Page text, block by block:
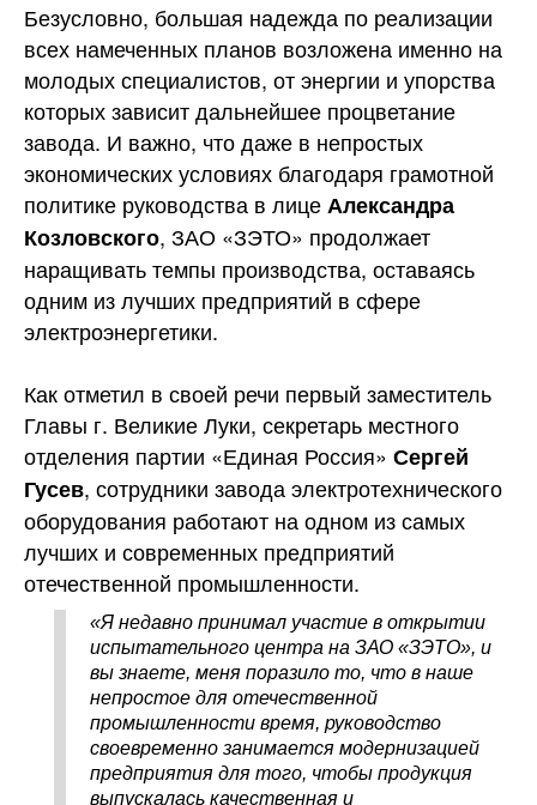
Безусловно, большая надежда по реализации
всех намеченных планов возложена именно на
молодых специалистов, от энергии и упорства
которых зависит дальнейшее процветание
завода. И важно, что даже в непростых
экономических условиях благодаря грамотной
политике руководства в лицеАлександра
Козловского, ЗАО «ЗЭТО» продолжает
наращивать темпы производства, оставаясь
одним из лучших предприятий в сфере
электроэнергетики.
Как отметил в своей речи первый заместитель
Главы г. Великие Луки, секретарь местного
отделения партии «Единая Россия» Сергей
Гусев, сотрудники завода электротехнического
оборудования работают на одном из самых
лучших и современных предприятий
отечественной промышленности.
«Я недавно принимал участие в открытии
испытательного центра на ЗАО «ЗЭТО», и
вы знаете, меня поразило то, что в наше
непростое для отечественной
промышленности время, руководство
своевременно занимается модернизацией
предприятия для того, чтобы продукция
выпускалась качественная и